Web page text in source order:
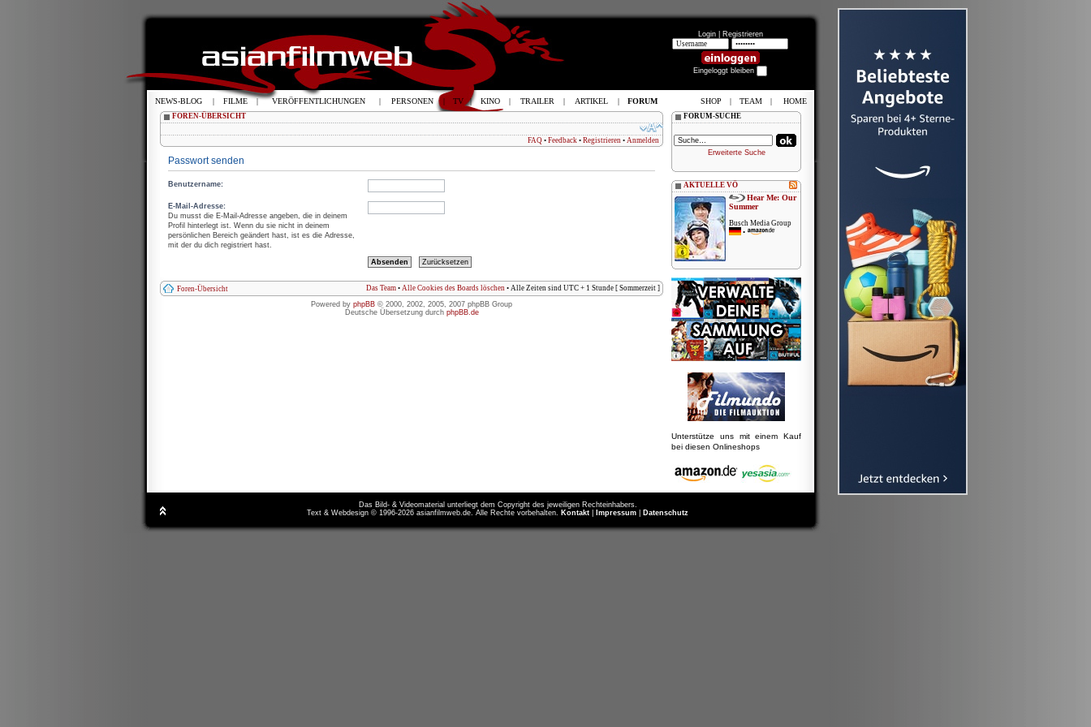
Login | Registrieren
Eingeloggt bleiben
FOREN-ÜBERSICHT
FAQ • Feedback • Registrieren • Anmelden
Passwort senden
Benutzername:
E-Mail-Adresse:
Du musst die E-Mail-Adresse angeben, die in deinem
Profil hinterlegt ist. Wenn du sie nicht in deinem
persönlichen Bereich geändert hast, ist es die Adresse,
mit der du dich registriert hast.
Foren-Übersicht Das Team • Alle Cookies des Boards löschen • Alle Zeiten sind UTC + 1 Stunde [ Sommerzeit ]
Powered by phpBB © 2000, 2002, 2005, 2007 phpBB Group
Deutsche Übersetzung durch phpBB.de
FORUM-SUCHE
Erweiterte Suche
AKTUELLE VÖ
Hear Me: Our
Summer
Busch Media Group
•
Unterstütze uns mit einem Kauf
bei diesen Onlineshops
Das Bild- & Videomaterial unterliegt dem Copyright des jeweiligen Rechteinhabers.
Text & Webdesign © 1996-2026 asianfilmweb.de. Alle Rechte vorbehalten. Kontakt Impressum Datenschutz
NEWS-BLOG | FILME | VERÖFFENTLICHUNGEN | PERSONEN | TV | KINO | TRAILER | ARTIKEL | FORUM SHOP | TEAM | HOME